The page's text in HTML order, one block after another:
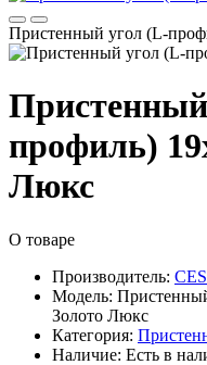
Пристенный угол (L-
профиль)
Люкс
О товаре
Производитель:
Модель:
Золото Люкс
Категория:
Наличие: Есть в